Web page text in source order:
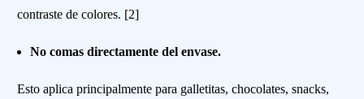
contraste de colores. [2]
No comas directamente del envase.
Esto aplica principalmente para galletitas, chocolates, snacks,